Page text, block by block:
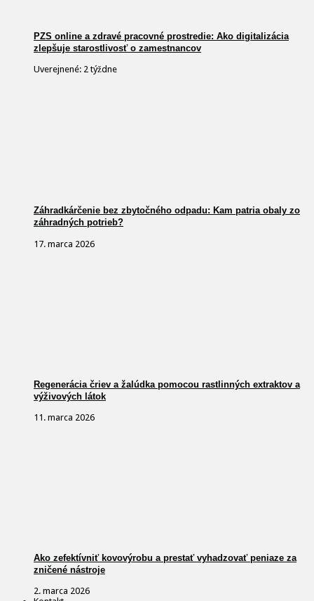
PZS online a zdravé pracovné prostredie: Ako digitalizácia
zlepšuje starostlivosť o zamestnancov
Uverejnené: 2 týždne
Záhradkárčenie bez zbytočného odpadu: Kam patria obaly zo
záhradných potrieb?
17. marca 2026
Regenerácia čriev a žalúdka pomocou rastlinných extraktov a
výživových látok
11. marca 2026
Ako zefektívniť kovovýrobu a prestať vyhadzovať peniaze za
zničené nástroje
2. marca 2026